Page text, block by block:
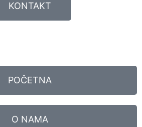
KONTAKT
POČETNA
O NAMA